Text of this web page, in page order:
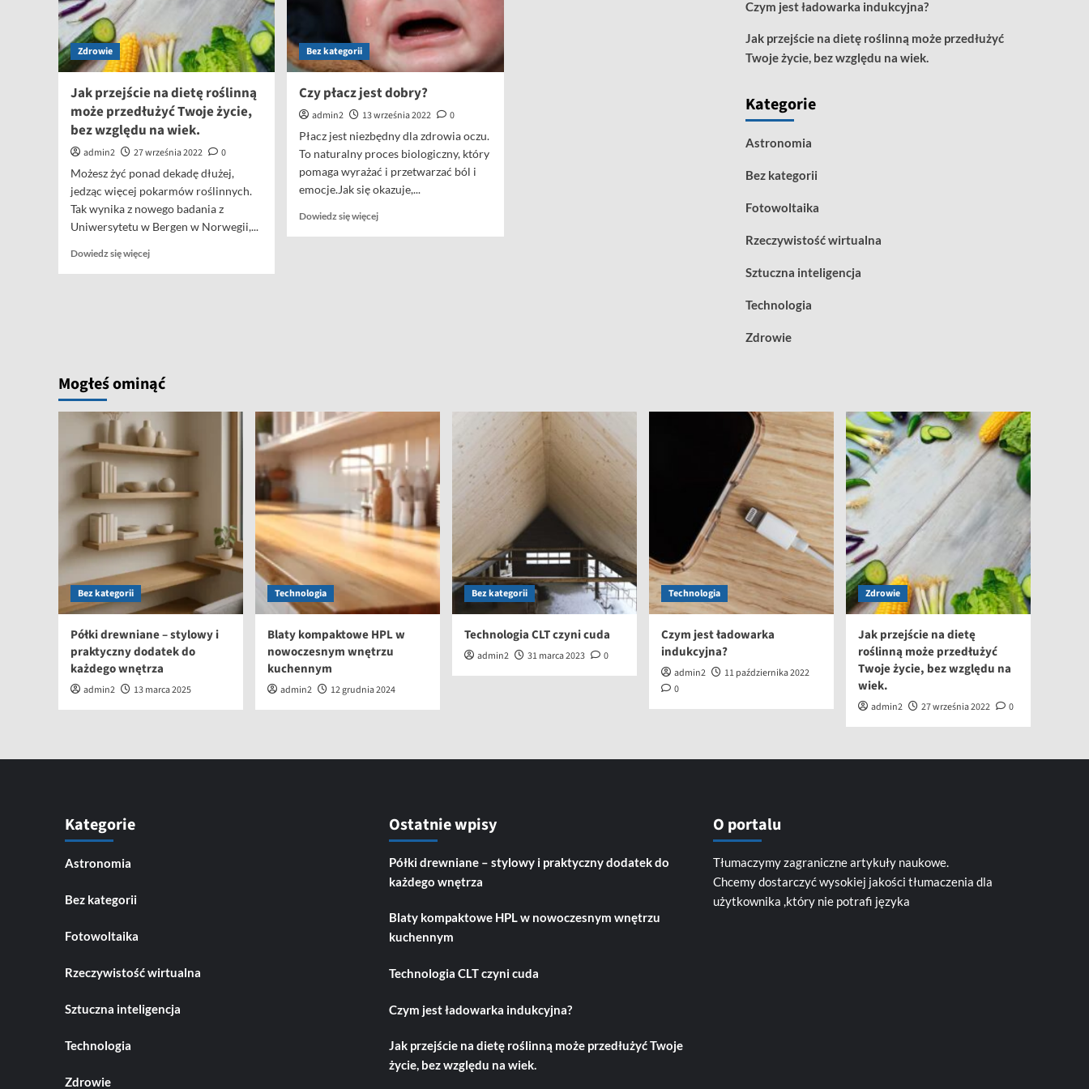
Zdrowie
Jak przejście na dietę roślinną
może przedłużyć Twoje życie,
bez względu na wiek.
admin2 27 września 2022
0
Możesz żyć ponad dekadę dłużej,
jedząc więcej pokarmów roślinnych.
Tak wynika z nowego badania z
Uniwersytetu w Bergen w Norwegii,...
Dowiedz się więcejDowiedz
roślinną
może
Twoje
życie,
bez
względu
na
wiek.
Bez kategorii
Czy płacz jest dobry?
admin2 13 września 2022
0
Płacz jest niezbędny dla zdrowia oczu.
To naturalny proces biologiczny, który
pomaga wyrażać i przetwarzać ból i
emocje.Jak się okazuje,...
Dowiedz się więcejDowiedz
Czym jest ładowarka indukcyjna?
Jak przejście na dietę roślinną może przedłużyć
Twoje życie, bez względu na wiek.
Kategorie
Astronomia
Bez kategorii
Fotowoltaika
Rzeczywistość wirtualna
Sztuczna inteligencja
Technologia
Zdrowie
Mogłeś ominąć
Bez kategorii
Półki drewniane – stylowy i
praktyczny dodatek do
każdego wnętrza
admin2 13 marca 2025
Technologia
Blaty kompaktowe HPL w
nowoczesnym wnętrzu
kuchennym
admin2 12 grudnia 2024
Bez kategorii
Technologia CLT czyni cuda
admin2 31 marca 2023 0
Technologia
Czym jest ładowarka
indukcyjna?
admin2
11 października 2022
0
Zdrowie
Jak przejście na dietę
roślinną może przedłużyć
Twoje życie, bez względu na
wiek.
admin2 27 września 2022 0
Kategorie
Astronomia
Bez kategorii
Fotowoltaika
Rzeczywistość wirtualna
Sztuczna inteligencja
Technologia
Zdrowie
Ostatnie wpisy
Półki drewniane – stylowy i praktyczny dodatek do
każdego wnętrza
Blaty kompaktowe HPL w nowoczesnym wnętrzu
kuchennym
Technologia CLT czyni cuda
Czym jest ładowarka indukcyjna?
Jak przejście na dietę roślinną może przedłużyć Twoje
życie, bez względu na wiek.
O portalu
Tłumaczymy zagraniczne artykuły naukowe.
Chcemy dostarczyć wysokiej jakości tłumaczenia dla
użytkownika ,który nie potrafi języka